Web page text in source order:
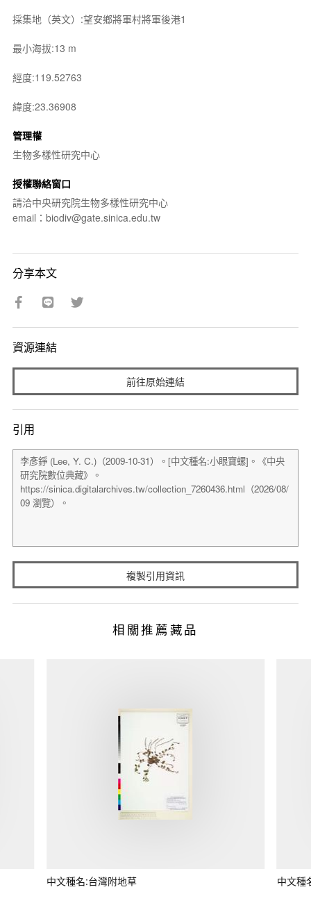
採集地（英文）:望安鄉將軍村將軍後港1
最小海拔:13 m
經度:119.52763
緯度:23.36908
管理權
生物多樣性研究中心
授權聯絡窗口
請洽中央研究院生物多樣性研究中心
email：biodiv@gate.sinica.edu.tw
分享本文
資源連結
前往原始連結
引用
複製引用資訊
相關推薦藏品
中文種名:台灣附地草 中文種